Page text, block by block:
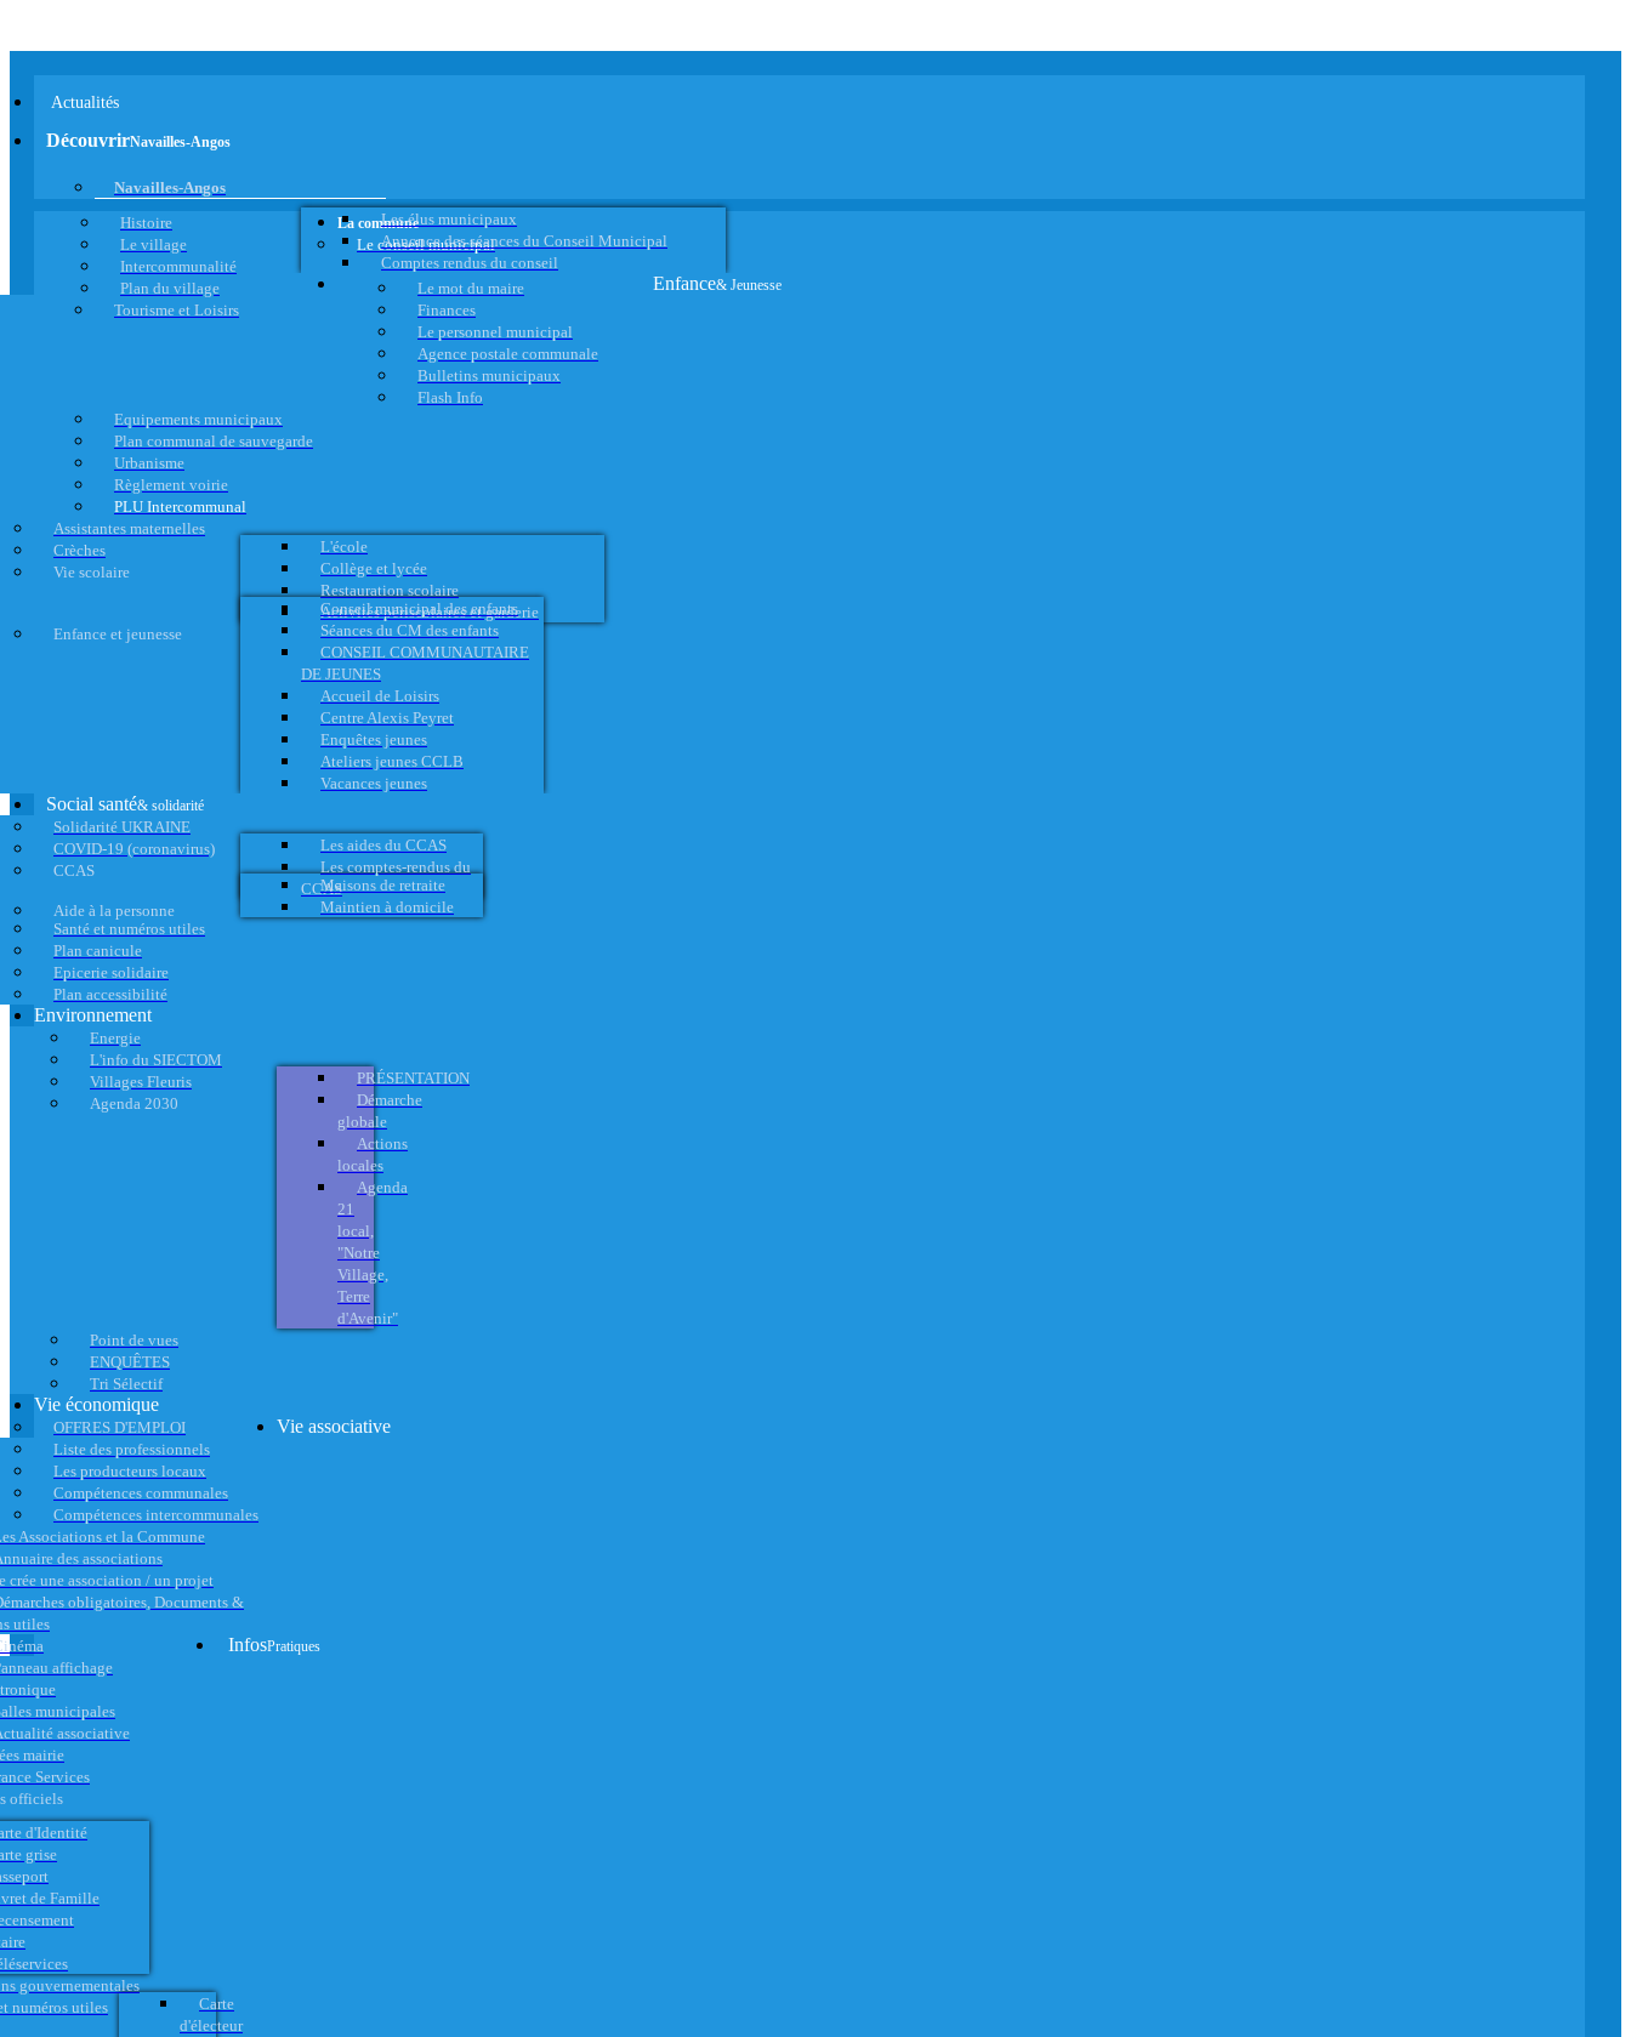
Actualités
DécouvrirNavailles-Angos
Navailles-Angos
Histoire
Le village
Intercommunalité
Plan du village
Tourisme et Loisirs
La commune
Le conseil municipal
Les élus municipaux
Annonce des séances du Conseil Municipal
Comptes rendus du conseil
Le mot du maire
Finances
Le personnel municipal
Agence postale communale
Bulletins municipaux
Flash Info
Equipements municipaux
Plan communal de sauvegarde
Urbanisme
Règlement voirie
PLU Intercommunal
Enfance& Jeunesse
Assistantes maternelles
Crèches
Vie scolaire
L'école
Collège et lycée
Restauration scolaire
Activités périscolaires et garderie
Enfance et jeunesse
Conseil municipal des enfants
Séances du CM des enfants
CONSEIL COMMUNAUTAIRE
DE JEUNES
Accueil de Loisirs
Centre Alexis Peyret
Enquêtes jeunes
Ateliers jeunes CCLB
Vacances jeunes
Social santé& solidarité
Solidarité UKRAINE
COVID-19 (coronavirus)
CCAS
Les aides du CCAS
Les comptes-rendus du
CCAS
Aide à la personne
Maisons de retraite
Maintien à domicile
Santé et numéros utiles
Plan canicule
Epicerie solidaire
Plan accessibilité
Environnement
Energie
L'info du SIECTOM
Villages Fleuris
Agenda 2030
PRÉSENTATION
Démarche
globale
Actions
locales
Agenda
21
local,
"Notre
Village,
Terre
d'Avenir"
Point de vues
ENQUÊTES
Tri Sélectif
Vie économique
OFFRES D'EMPLOI
Liste des professionnels
Les producteurs locaux
Compétences communales
Compétences intercommunales
Vie associative
Associations et la Commune
des associations
crée une association / un projet
obligatoires, Documents &
utiles
affichage
municipales
associative
InfosPratiques
mairie
Services
officiels
d'Identité
grise
de Famille
gouvernementales
numéros utiles
Carte
d'électeur